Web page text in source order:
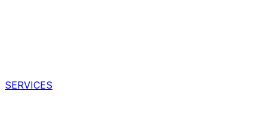
SERVICES